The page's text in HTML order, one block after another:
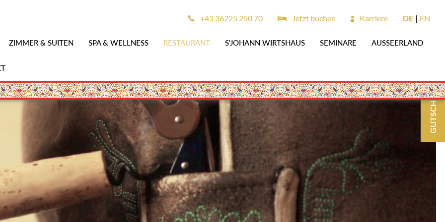
ZIMMER & SUITEN SPA & WELLNESS RESTAURANT S'JOHANN WIRTSHAUS SEMINARE AUSSEERLAND
+43 36225 250 70 Jetzt buchen Karriere DE EN
GUTSCHEINE